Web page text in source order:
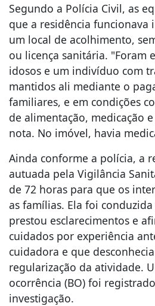
Segundo a Polícia Civil, as
que a residência funcionava
um local de acolhimento,
ou licença sanitária. "Foram
idosos e um indivíduo com
mantidos ali mediante o
familiares, e em condições
de alimentação, medicação
nota. No imóvel, havia
Ainda conforme a polícia, a
autuada pela Vigilância
de 72 horas para que os
as famílias. Ela foi conduzida
prestou esclarecimentos e
cuidados por experiência
cuidadora e que
regularização da atividade.
ocorrência (BO) foi
investigação.